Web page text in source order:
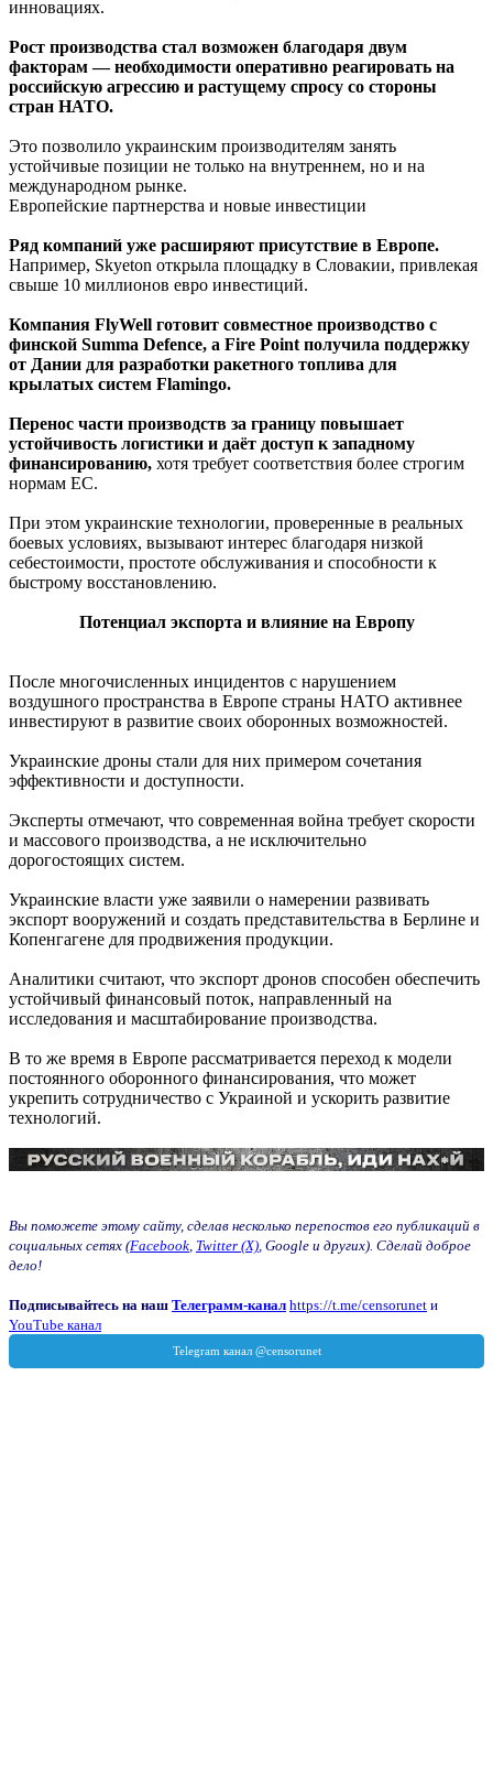
инновациях.
Рост производства стал возможен благодаря двум
факторам — необходимости оперативно реагировать на
российскую агрессию и растущему спросу со стороны
стран НАТО.
Это позволило украинским производителям занять
устойчивые позиции не только на внутреннем, но и на
международном рынке.
Европейские партнерства и новые инвестиции
Ряд компаний уже расширяют присутствие в Европе.
Например, Skyeton открыла площадку в Словакии, привлекая
свыше 10 миллионов евро инвестиций.
Компания FlyWell готовит совместное производство с
финской Summa Defence, а Fire Point получила поддержку
от Дании для разработки ракетного топлива для
крылатых систем Flamingo.
Перенос части производств за границу повышает
устойчивость логистики и даёт доступ к западному
финансированию, хотя требует соответствия более строгим
нормам ЕС.
При этом украинские технологии, проверенные в реальных
боевых условиях, вызывают интерес благодаря низкой
себестоимости, простоте обслуживания и способности к
быстрому восстановлению.
Потенциал экспорта и влияние на Европу
После многочисленных инцидентов с нарушением
воздушного пространства в Европе страны НАТО активнее
инвестируют в развитие своих оборонных возможностей.
Украинские дроны стали для них примером сочетания
эффективности и доступности.
Эксперты отмечают, что современная война требует скорости
и массового производства, а не исключительно
дорогостоящих систем.
Украинские власти уже заявили о намерении развивать
экспорт вооружений и создать представительства в Берлине и
Копенгагене для продвижения продукции.
Аналитики считают, что экспорт дронов способен обеспечить
устойчивый финансовый поток, направленный на
исследования и масштабирование производства.
В то же время в Европе рассматривается переход к модели
постоянного оборонного финансирования, что может
укрепить сотрудничество с Украиной и ускорить развитие
технологий.
Вы поможете этому сайту, сделав несколько перепостов его публикаций в
социальных сетях (Facebook Twitter (X) , Google и других). Сделай доброе
дело!
Подписывайтесь на наш Телеграмм-канал https://t.me/censorunet и
YouTube канал